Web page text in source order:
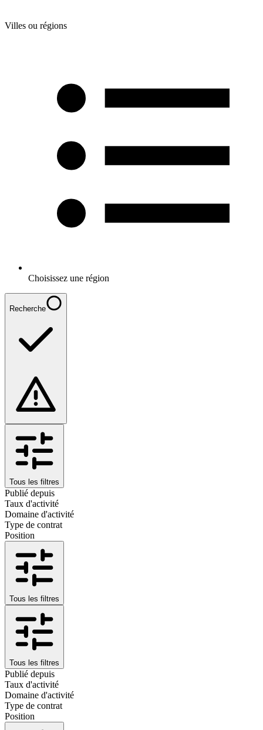
Villes ou régions
Choisissez une région
Recherche
Tous les filtres
Publié depuis
Taux d'activité
Domaine d'activité
Type de contrat
Position
Tous les filtres
Tous les filtres
Publié depuis
Taux d'activité
Domaine d'activité
Type de contrat
Position